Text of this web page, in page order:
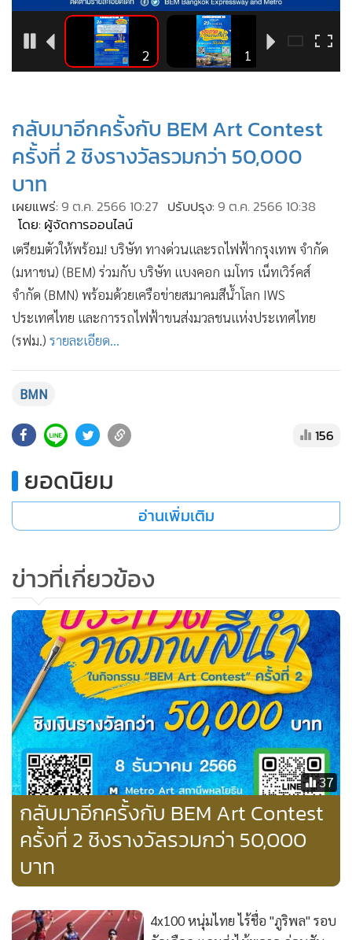
• จีน
ชุมชน-คุณภาพชีวิต
อาชญากรรม
• วิทยาศาสตร์
• SMEs
• หุ้น
• อินโดจีน
กองทุนรวม
• Celeb Online
• Factcheck
• ญี่ปุ่น
• News1
• Gotomanager
กลับมาอีกครั้งกับ BEM Art Contest
ครั้งที่ 2 ชิงรางวัลรวมกว่า 50,000
บาท
เผยแพร่: 9 ต.ค. 2566 10:27 ปรับปรุง: 9 ต.ค. 2566 10:38
โดย: ผู้จัดการออนไลน์
เตรียมตัวให้พร้อม! บริษัท ทางด่วนและรถไฟฟ้ากรุงเทพ จำกัด
(มหาชน) (BEM) ร่วมกับ บริษัท แบงคอก เมโทร เน็ทเวิร์คส์
จำกัด (BMN) พร้อมด้วยเครือข่ายสมาคมสีน้ำโลก IWS
ประเทศไทย และการรถไฟฟ้าขนส่งมวลชนแห่งประเทศไทย
(รฟม.) รายละเอียด...
BMN
156
ยอดนิยม
อ่านเพิ่มเติม
ข่าวที่เกี่ยวข้อง
37
กลับมาอีกครั้งกับ BEM Art Contest
ครั้งที่ 2 ชิงรางวัลรวมกว่า 50,000
บาท
4x100 หนุ่มไทย ไร้ชื่อ "ภูริพล" รอบ
2 1